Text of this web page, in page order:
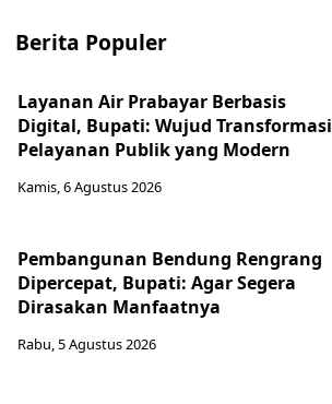
Berita Populer
Layanan Air Prabayar Berbasis
Digital, Bupati: Wujud Transformasi
Pelayanan Publik yang Modern
Kamis, 6 Agustus 2026
Pembangunan Bendung Rengrang
Dipercepat, Bupati: Agar Segera
Dirasakan Manfaatnya
Rabu, 5 Agustus 2026